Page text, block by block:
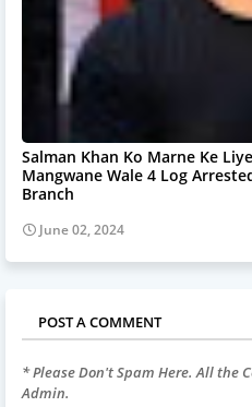
Salman Khan Ko Marne Ke
Mangwane Wale 4 Log
Branch
June 02, 2024
POST A COMMENT
* Please Don't Spam Here. All the
Admin.